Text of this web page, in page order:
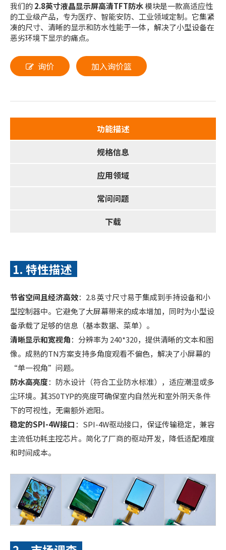
我们的2.8英寸液晶显示屏高清TFT防水模块是一款高适应性
的工业级产品，专为医疗、智能安防、工业领域定制。它集紧
凑的尺寸、清晰的显示和防水性能于一体，解决了小型设备在
恶劣环境下显示的痛点。
询价 加入询价篮
功能描述
规格信息
应用领域
常问问题
下载
1. 特性描述
节省空间且经济高效：2.8 英寸尺寸易于集成到手持设备和小
型控制器中。它避免了大屏幕带来的成本增加，同时为小型设
备承载了足够的信息（基本数据、菜单）。
清晰显示和宽视角：分辨率为 240*320，提供清晰的文本和图
像。成熟的TN方案支持多角度观看不偏色，解决了小屏幕的
“单一视角”问题。
防水高亮度：防水设计（符合工业防水标准），适应潮湿或多
尘环境。其350TYP的亮度可确保室内自然光和室外阴天条件
下的可视性，无需额外遮阳。
稳定的SPI-4W接口 ：SPI-4W驱动接口，保证传输稳定，兼容
主流低功耗主控芯片。简化了厂商的驱动开发，降低适配难度
和时间成本。